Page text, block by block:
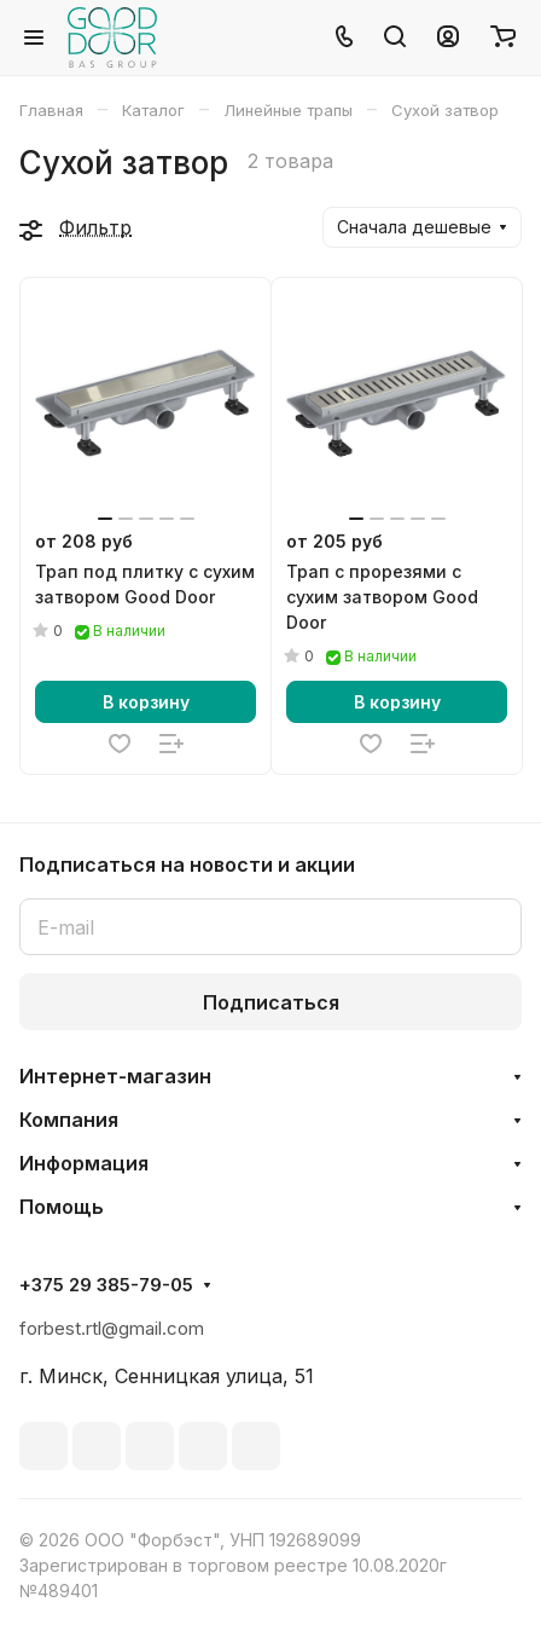
Главная – Каталог – Линейные трапы – Сухой затвор
Сухой затвор 2 товара
Фильтр Сначала дешевые
от 208 руб
Трап под плитку с сухим
затвором Good Door
0 В наличии
В корзину
от 205 руб
Трап с прорезями с
сухим затвором Good
Door
0 В наличии
В корзину
Подписаться на новости и акции
Подписаться
Интернет-магазин
Компания
Информация
Помощь
+375 29 385-79-05
forbest.rtl@gmail.com
г. Минск, Сенницкая улица, 51
© 2026 ООО "Форбэст", УНП 192689099
Зарегистрирован в торговом реестре 10.08.2020г
№489401